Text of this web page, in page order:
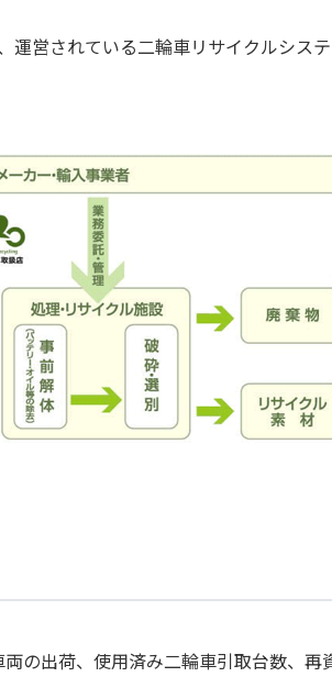
営されている二輪車リサイクルシス
の出荷、使用済み二輪車引取台数、再